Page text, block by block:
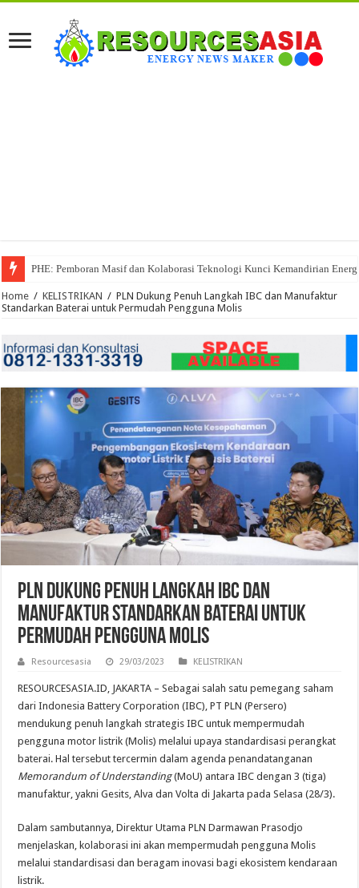
PHE: Pemboran Masif dan Kolaborasi Teknologi Kunci Kemandirian
Home / KELISTRIKAN / PLN Dukung Penuh Langkah IBC dan Manufaktur
Standarkan Baterai untuk Permudah Pengguna Molis
PLN Dukung Penuh Langkah IBC dan
Manufaktur Standarkan Baterai untuk
Permudah Pengguna Molis
Resourcesasia 29/03/2023 KELISTRIKAN
RESOURCESASIA.ID, JAKARTA – Sebagai salah satu pemegang saham
dari Indonesia Battery Corporation (IBC), PT PLN (Persero)
mendukung penuh langkah strategis IBC untuk mempermudah
pengguna motor listrik (Molis) melalui upaya standardisasi perangkat
baterai. Hal tersebut tercermin dalam agenda penandatanganan
Memorandum of Understanding(MoU) antara IBC dengan 3 (tiga)
manufaktur, yakni Gesits, Alva dan Volta di Jakarta pada Selasa (28/3).
Dalam sambutannya, Direktur Utama PLN Darmawan Prasodjo
menjelaskan, kolaborasi ini akan mempermudah pengguna Molis
melalui standardisasi dan beragam inovasi bagi ekosistem kendaraan
listrik.